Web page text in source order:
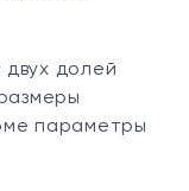
долей
параметры